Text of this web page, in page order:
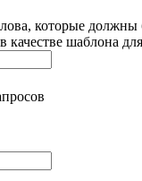
которые должны
в качестве шаблона